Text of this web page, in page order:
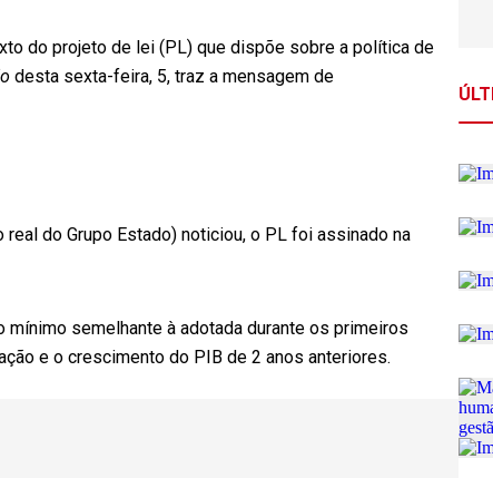
do projeto de lei (PL) que dispõe sobre a política de
desta sexta-feira, 5, traz a mensagem de
do Grupo Estado) noticiou, o PL foi assinado na
semelhante à adotada durante os primeiros
e o crescimento do PIB de 2 anos anteriores.